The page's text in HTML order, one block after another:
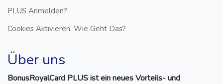
PLUS Anmelden?
Cookies Aktivieren. Wie Geht Das?
Über uns
BonusRoyalCard PLUS ist ein neues Vorteils- und